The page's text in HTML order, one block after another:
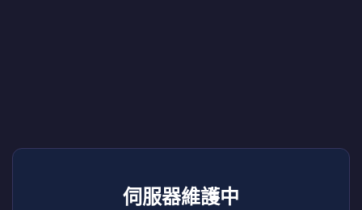
伺服器維護中